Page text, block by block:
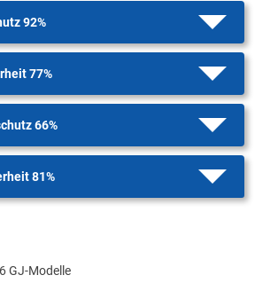
92%
77%
66%
81%
GJ-Modelle